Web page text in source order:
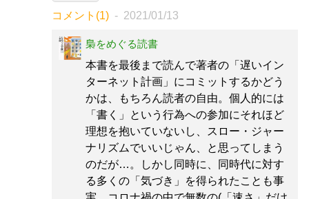
コメント(1) 2021/01/13
梟をめぐる読書
本書を最後まで読んで著者の「遅いイン
ターネット計画」にコミットするかどう
かは、もちろん読者の自由。個人的には
「書く」という行為への参加にそれほど
理想を抱いていないし、スロー・ジャー
ナリズムでいいじゃん、と思ってしまう
のだが…。しかし同時に、同時代に対す
る多くの「気づき」を得られたことも事